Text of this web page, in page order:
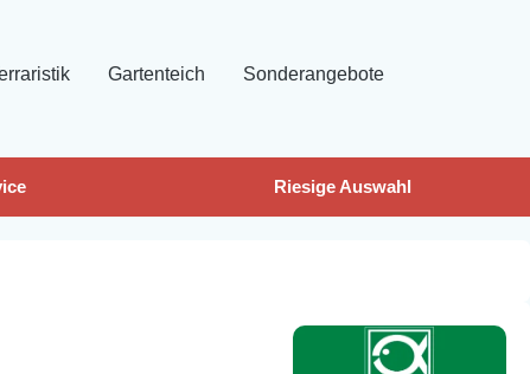
Gartenteich Sonderangebote
Riesige Auswahl